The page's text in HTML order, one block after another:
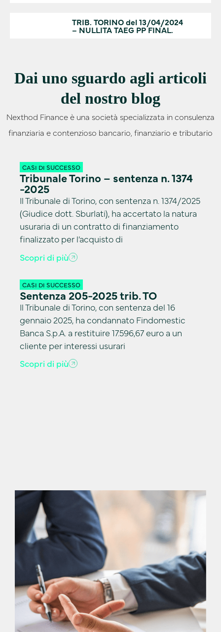
TRIB. TORINO del 13/04/2024
– NULLITA TAEG PP FINAL.
Dai uno sguardo agli articoli
del nostro blog
Nexthod Finance è una società specializzata in consulenza
finanziaria e contenzioso bancario, finanziario e tributario
CASI DI SUCCESSO
Tribunale Torino – sentenza n. 1374
-2025
Il Tribunale di Torino, con sentenza n. 1374/2025
(Giudice dott. Sburlati), ha accertato la natura
usuraria di un contratto di finanziamento
finalizzato per l’acquisto di
Scopri di più
CASI DI SUCCESSO
Sentenza 205-2025 trib. TO
Il Tribunale di Torino, con sentenza del 16
gennaio 2025, ha condannato Findomestic
Banca S.p.A. a restituire 17.596,67 euro a un
cliente per interessi usurari
Scopri di più